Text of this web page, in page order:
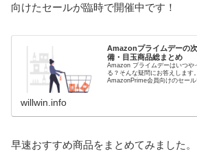
向けたセールが臨時で開催中です！
Amazonプライムデーの
備・目玉商品総まとめ
Amazon プライムデーはいつや
る？そんな疑問にお答えします
AmazonPrime会員向けのセー
willwin.info
早速おすすめ商品をまとめてみました。